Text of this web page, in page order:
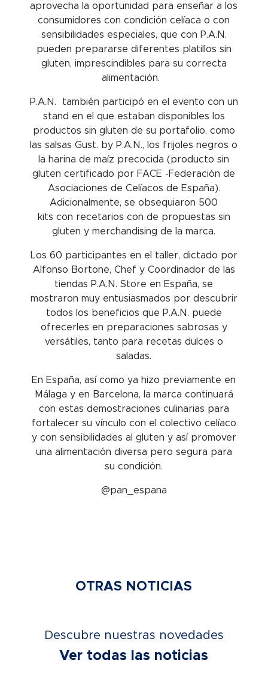
aprovecha la oportunidad para enseñar a los
consumidores con condición celíaca o con
sensibilidades especiales, que con P.A.N.
pueden prepararse diferentes platillos sin
gluten, imprescindibles para su correcta
alimentación.
P.A.N. también participó en el evento con un
stand en el que estaban disponibles los
productos sin gluten de su portafolio, como
las salsas Gust. by P.A.N., los frijoles negros o
la harina de maíz precocida (producto sin
gluten certificado por FACE -Federación de
Asociaciones de Celíacos de España).
Adicionalmente, se obsequiaron 500
kits con recetarios con de propuestas sin
gluten y merchandising de la marca.
Los 60 participantes en el taller, dictado por
Alfonso Bortone, Chef y Coordinador de las
tiendas P.A.N. Store en España, se
mostraron muy entusiasmados por descubrir
todos los beneficios que P.A.N. puede
ofrecerles en preparaciones sabrosas y
versátiles, tanto para recetas dulces o
saladas.
En España, así como ya hizo previamente en
Málaga y en Barcelona, la marca continuará
con estas demostraciones culinarias para
fortalecer su vínculo con el colectivo celíaco
y con sensibilidades al gluten y así promover
una alimentación diversa pero segura para
su condición.
@pan_espana
OTRAS NOTICIAS
Descubre nuestras novedades
Ver todas las noticias